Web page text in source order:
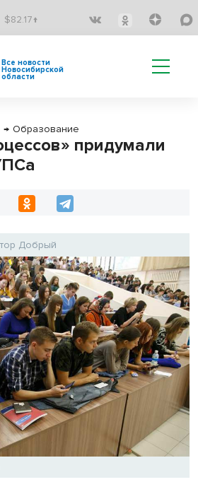
$82.17↑
Все новости
Новосибирской
области
→ Образование
придумали
Добрый